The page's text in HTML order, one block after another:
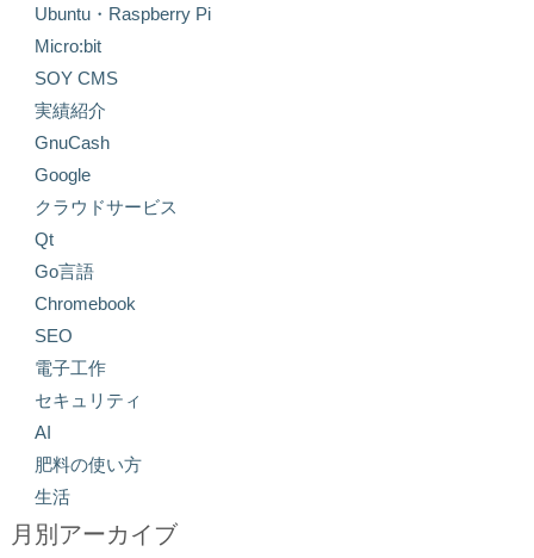
Ubuntu・Raspberry Pi
Micro:bit
SOY CMS
実績紹介
GnuCash
Google
クラウドサービス
Qt
Go言語
Chromebook
SEO
電子工作
セキュリティ
AI
肥料の使い方
生活
月別アーカイブ